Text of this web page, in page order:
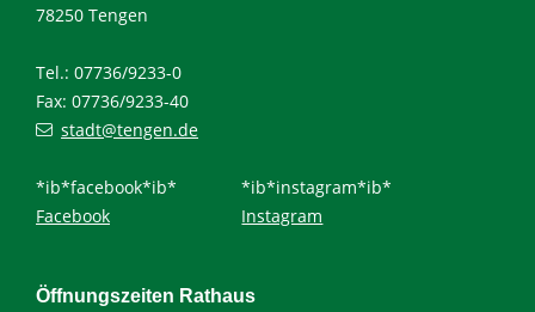
78250 Tengen
Tel.: 07736/9233-0
Fax: 07736/9233-40
stadt@tengen.de
*ib*facebook*ib*
Facebook
*ib*instagram*ib*
Instagram
Öffnungszeiten Rathaus